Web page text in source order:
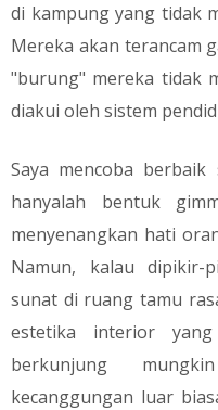
di kampung yang tidak
Mereka akan terancam
"burung" mereka tidak
diakui oleh sistem
​Saya mencoba
hanyalah bentuk
menyenangkan hati
Namun, kalau dipikir-
sunat di ruang tamu
estetika interior
berkunjung
kecanggungan luar